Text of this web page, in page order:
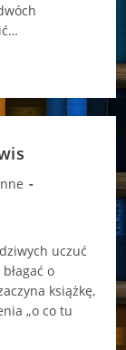
uczuć
o
książkę,
„o co tu